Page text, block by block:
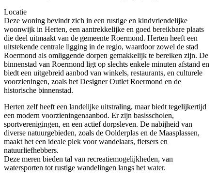
Locatie
Deze woning bevindt zich in een rustige en kindvriendelijke
woonwijk in Herten, een aantrekkelijke en goed bereikbare plaats
die deel uitmaakt van de gemeente Roermond. Herten heeft een
uitstekende centrale ligging in de regio, waardoor zowel de stad
Roermond als omliggende dorpen gemakkelijk te bereiken zijn. De
binnenstad van Roermond ligt op slechts enkele minuten afstand en
biedt een uitgebreid aanbod van winkels, restaurants, en culturele
voorzieningen, zoals het Designer Outlet Roermond en de
historische binnenstad.
Herten zelf heeft een landelijke uitstraling, maar biedt tegelijkertijd
een modern voorzieningenaanbod. Er zijn basisscholen,
sportverenigingen, en een actief dorpsleven. De nabijheid van
diverse natuurgebieden, zoals de Oolderplas en de Maasplassen,
maakt het een ideale plek voor wandelaars, fietsers en
natuurliefhebbers.
Deze meren bieden tal van recreatiemogelijkheden, van
watersporten tot rustige wandelingen langs het water.